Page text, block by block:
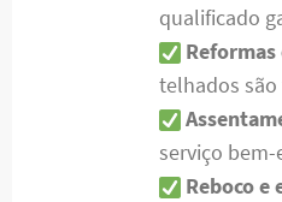
qualificado
telhados
serviço
Reboco e